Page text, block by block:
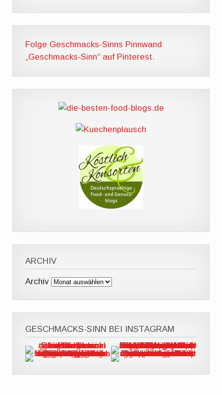
Folge Geschmacks-Sinns Pinnwand
„Geschmacks-Sinn“ auf Pinterest.
ARCHIV
Archiv
GESCHMACKS-SINN BEI INSTAGRAM